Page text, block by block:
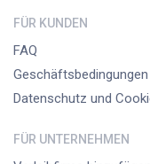
FÜR KUNDEN
FAQ
Geschäftsbedingungen
Datenschutz und
FÜR UNTERNEHMEN